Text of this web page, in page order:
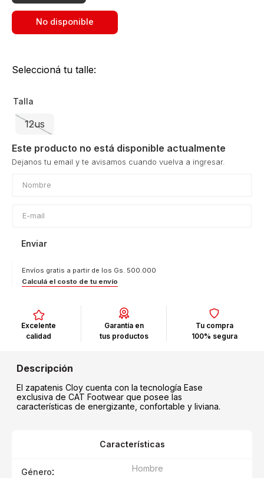
No disponible
Seleccioná tu talle:
Talla
12us
Este producto no está disponible actualmente
Enviar
Envíos gratis a partir de los Gs. 500.000
Calculá el costo de tu envío
Excelente
calidad
Garantía en
tus productos
Tu compra
100% segura
El zapatenis Cloy cuenta con la tecnología Ease
exclusiva de CAT Footwear que posee las
características de energizante, confortable y liviana.
Características
Género: Hombre